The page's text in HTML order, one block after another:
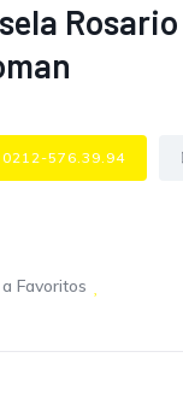
576.39.94
Favoritos